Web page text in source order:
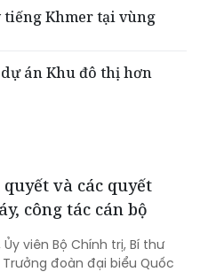
trở thành điểm nhấn
Khmer tại vùng
án Khu đô thị hơn
và các quyết